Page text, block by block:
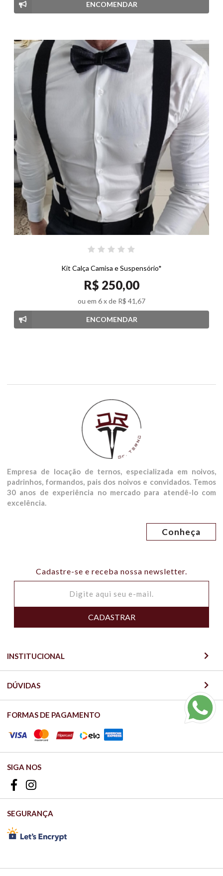
ENCOMENDAR
Kit Calça Camisa e Suspensório*
R$ 250,00
ou em 6x de R$ 41,67
ENCOMENDAR
Empresa de locação de ternos, especializada em noivos,
padrinhos, formandos, pais dos noivos e convidados. Temos
30 anos de experiência no mercado para atendê-lo com
excelência.
Conheça
Cadastre-se e receba nossa newsletter.
CADASTRAR
INSTITUCIONAL
DÚVIDAS
FORMAS DE PAGAMENTO
SIGA NOS
SEGURANÇA